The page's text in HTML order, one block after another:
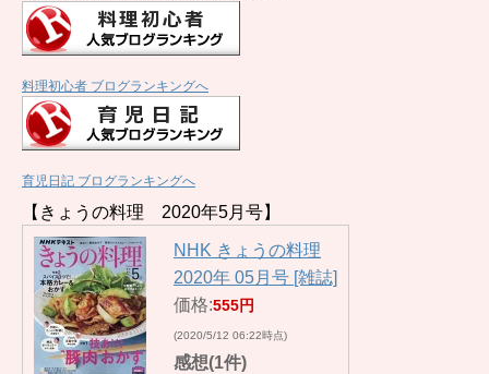
料理初心者 ブログランキングへ
育児日記 ブログランキングへ
【きょうの料理 2020年5月号】
NHK きょうの料理
2020年 05月号 [雑誌]
価格:555円
(2020/5/12 06:22時点)
感想(1件)